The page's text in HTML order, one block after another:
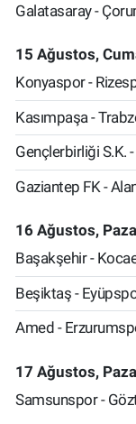
Galatasaray -
15 Ağustos,
Konyaspor -
Kasımpaşa -
Gençlerbirliği S.K.
Gaziantep FK -
16 Ağustos,
Başakşehir -
Beşiktaş -
Amed -
17 Ağustos,
Samsunspor -